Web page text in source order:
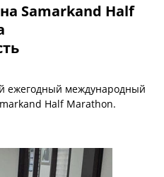
Samarkand Half
ежегодный международный
Half Marathon.